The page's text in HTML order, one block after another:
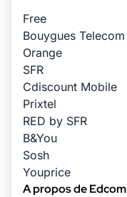
Free
Bouygues Telecom
Orange
SFR
Cdiscount Mobile
Prixtel
RED by SFR
B&You
Sosh
Youprice
A propos de Edcom